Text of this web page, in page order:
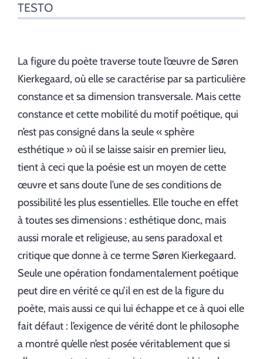
TESTO
La figure du poète traverse toute l’œuvre de Søren
Kierkegaard, où elle se caractérise par sa particulière
constance et sa dimension transversale. Mais cette
constance et cette mobilité du motif poétique, qui
n’est pas consigné dans la seule « sphère
esthétique » où il se laisse saisir en premier lieu,
tient à ceci que la poésie est un moyen de cette
œuvre et sans doute l’une de ses conditions de
possibilité les plus essentielles. Elle touche en effet
à toutes ses dimensions : esthétique donc, mais
aussi morale et religieuse, au sens paradoxal et
critique que donne à ce terme Søren Kierkegaard.
Seule une opération fondamentalement poétique
peut dire en vérité ce qu’il en est de la figure du
poète, mais aussi ce qui lui échappe et ce à quoi elle
fait défaut : l’exigence de vérité dont le philosophe
a montré qu’elle n’est posée véritablement que si